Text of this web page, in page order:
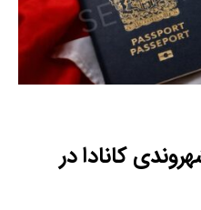
کانادا در